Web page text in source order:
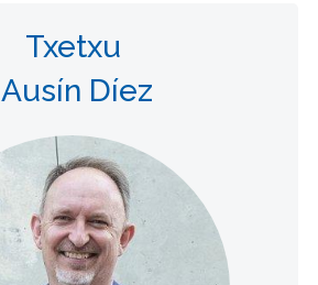
Txetxu
Ausín Díez